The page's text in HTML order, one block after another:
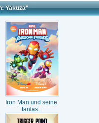
Yakuza"
Iron Man und seine
fantas..